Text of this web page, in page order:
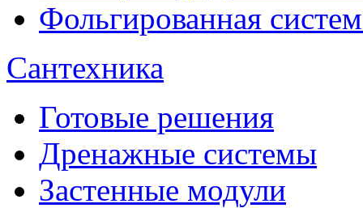
Фольгированная
Сантехника
Готовые решения
Дренажные системы
Застенные модули